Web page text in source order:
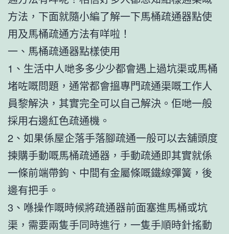
方法，下面就隨小編了解一下馬桶疏通器點使
用及馬桶疏通方法有咩啦！
一、馬桶疏通器點樣使用
1、生活中人哋多多少少都會遇上過坑渠或馬桶
堵咗嘅問題，通常都會搵專門疏通渠嘅工作人
員黎解決，其實完全可以自己解決。佢哋一般
採用右邊紅色疏通機。
2、如果係屋企落手落腳疏通一般可以去舖頭度
揀購手動嘅馬桶疏通器，手動疏通即其實就係
一條前端帶鉤、中間有金屬條嘅鐵線彈簧，後
邊有把手。
3、喺操作嘅時候將疏通器前面塞進馬桶或坑
渠，需要兩隻手同時進行，一隻手順時針搖動